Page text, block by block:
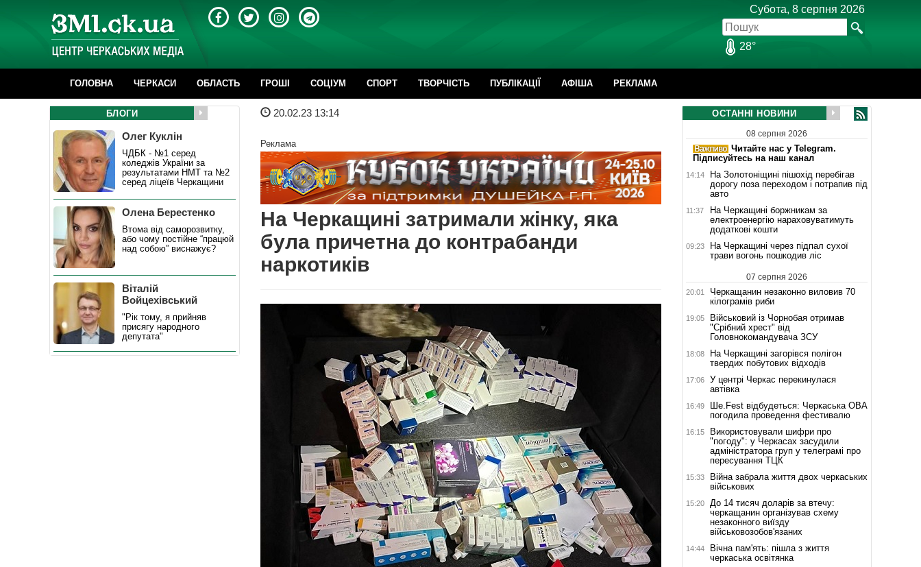
Субота, 8 серпня 2026
28°
ГОЛОВНА ЧЕРКАСИ ОБЛАСТЬ ГРОШІ CОЦІУМ СПОРТ ТВОРЧІСТЬ ПУБЛІКАЦІЇ АФІША РЕКЛАМА
20.02.23 13:14
Реклама
На Черкащині затримали жінку, яка
була причетна до контрабанди
наркотиків
БЛОГИ
Олег Куклін
ЧДБК - №1 серед
коледжів України за
результатами НМТ та №2
серед ліцеїв Черкащини
Олена Берестенко
Втома від саморозвитку,
або чому постійне “працюй
над собою” виснажує?
Віталій
Войцехівський
"Рік тому, я прийняв
присягу народного
депутата"
ОСТАННІ НОВИНИ
08 серпня 2026
Читайте нас у Telegram.
Підписуйтесь на наш канал
14:14
На Золотоніщині пішохід перебігав
дорогу поза переходом і потрапив під
авто
11:37
На Черкащині боржникам за
електроенергію нараховуватимуть
додаткові кошти
09:23
На Черкащині через підпал сухої
трави вогонь пошкодив ліс
07 серпня 2026
20:01
Черкащанин незаконно виловив 70
кілограмів риби
19:05
Військовий із Чорнобая отримав
"Срібний хрест" від
Головнокомандувача ЗСУ
18:08
На Черкащині загорівся полігон
твердих побутових відходів
17:06
У центрі Черкас перекинулася
автівка
16:49
Ше.Fest відбудеться: Черкаська ОВА
погодила проведення фестивалю
16:15
Використовували шифри про
"погоду": у Черкасах засудили
адміністратора груп у телеграмі про
пересування ТЦК
15:33
Війна забрала життя двох черкаських
військових
15:20
До 14 тисяч доларів за втечу:
черкащанин організував схему
незаконного виїзду
військовозобов'язаних
14:44
Вічна пам'ять: пішла з життя
черкаська освітянка